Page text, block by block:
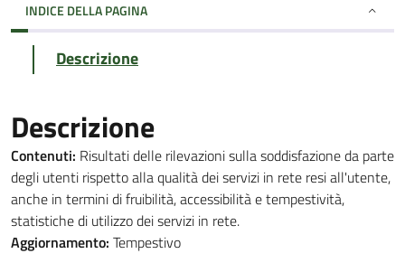
INDICE DELLA PAGINA
Descrizione
Descrizione
Contenuti: Risultati delle rilevazioni sulla soddisfazione da parte
degli utenti rispetto alla qualità dei servizi in rete resi all'utente,
anche in termini di fruibilità, accessibilità e tempestività,
statistiche di utilizzo dei servizi in rete.
Aggiornamento: Tempestivo